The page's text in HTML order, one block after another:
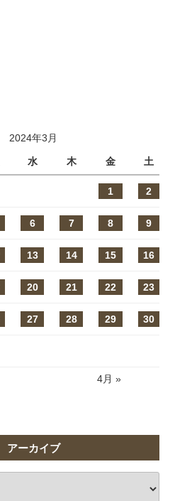
2024年3月
水 木 金 土
1 2
6 7 8 9
13 14 15 16
20 21 22 23
27 28 29 30
4月 »
アーカイブ